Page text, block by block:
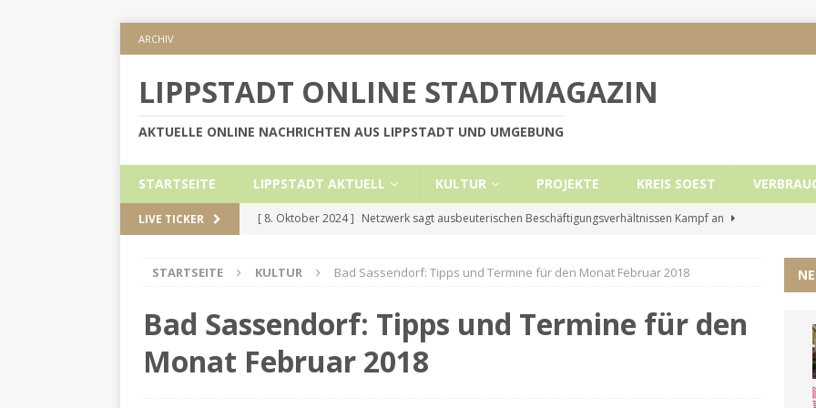
ARCHIV
LIPPSTADT ONLINE STADTMAGAZIN
AKTUELLE ONLINE NACHRICHTEN AUS LIPPSTADT UND UMGEBUNG
STARTSEITE LIPPSTADT AKTUELL KULTUR PROJEKTE KREIS SOEST
LIVE TICKER [ 8. Oktober 2024 ] Netzwerk sagt ausbeuterischen Beschäftigungsverhältnissen Kampf an
[ 5. September 2024 ] Höhere Mietobergrenzen für Leistungsempfänger
KREIS SOEST
[ 2. September 2024 ]
Geschützt: Reden im Bundestag vom 13.11.24
UNCATEGORIZED
Internetauftritt der Stadt Lippstadt nach Cyberangriff wieder online
LIPPSTADT AKTUELL
STARTSEITE KULTUR Bad Sassendorf: Tipps und Termine für den Monat Februar 2018
Bad Sassendorf: Tipps und Termine für den
Monat Februar 2018